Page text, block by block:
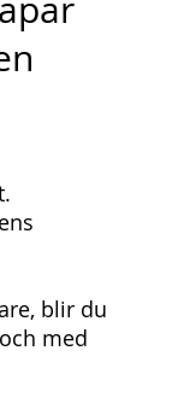
blir du
med